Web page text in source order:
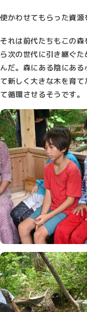
使かわせてもらった資源
それは前代たちもこの
ら次の世代に引き継ぐ
んだ。森にある陰にあ
て新しく大きな木を育
て循環させるそうです。